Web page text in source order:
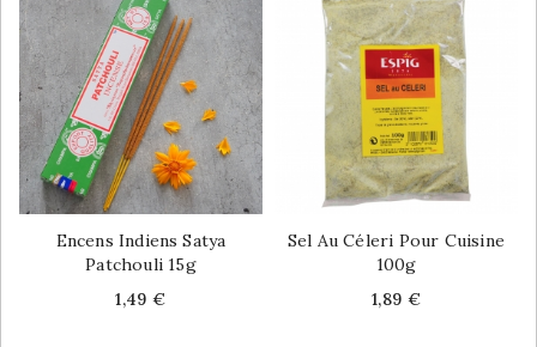
Encens Indiens Satya
Patchouli 15g
Price
1,49 €
Sel Au Céleri Pour Cuisine
100g
Price
1,89 €